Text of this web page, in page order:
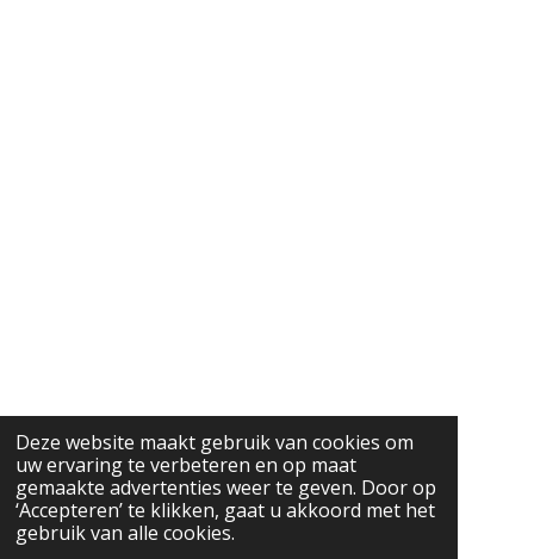
Deze website maakt gebruik van cookies om
uw ervaring te verbeteren en op maat
gemaakte advertenties weer te geven. Door op
‘Accepteren’ te klikken, gaat u akkoord met het
gebruik van alle cookies.